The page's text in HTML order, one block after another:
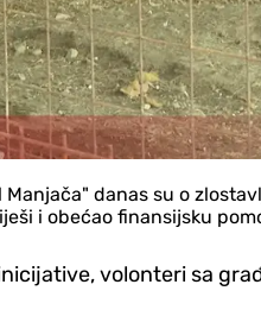
danas su o
i obećao finansijsku
volonteri sa